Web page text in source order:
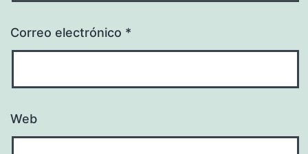
Correo electrónico *
Web